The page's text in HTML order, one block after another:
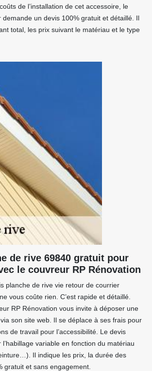
de l’installation de cet accessoire, le
demande un devis 100% gratuit et détaillé. Il
total, les prix suivant le matériau et le type
de rive 69840 gratuit pour
le couvreur RP Rénovation
planche de rive vie retour de courrier
vous coûte rien. C’est rapide et détaillé.
RP Rénovation vous invite à déposer une
son site web. Il se déplace à ses frais pour
de travail pour l’accessibilité. Le devis
variable en fonction du matériau
Il indique les prix, la durée des
gratuit et sans engagement.